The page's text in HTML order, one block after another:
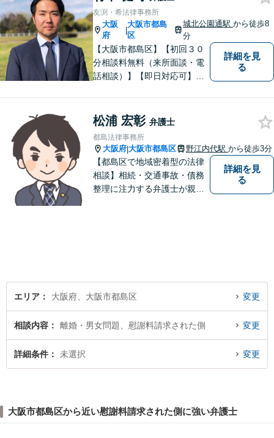
友渕・希法律事務所
大阪
府
|
大阪市都島
区
城北公園通駅から徒歩8
分
【大阪市都島区】【初回３０
分相談料無料（来所面談・電
話相談）】【即日対応可】
分】【当日・夜間・休日相談
可】刑事事件/相続問題/離婚問
題など経験と知識をもとに、
依頼者様の不安を解消し、問
題解決へ導きます
詳細を見
る
松浦 宏彰 弁護士
都島法律事務所
大阪府|大阪市都島区 野江内代駅 から徒歩3分
【都島区で地域密着型の法律
相談】相続・交通事故・債務
整理に注力する弁護士が親身
詳細を見
る
エリア 大阪府、大阪市都島区 変更
相談内容 離婚・男女問題、慰謝料請求された側 変更
詳細条件 未選択 変更
大阪市都島区から近い慰謝料請求された側に強い弁護士